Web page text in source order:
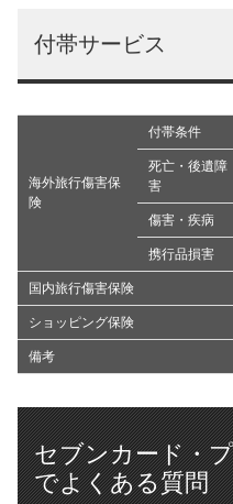
付帯サービス
海外旅行傷害保
険
付帯条件
死亡・後遺障
害
傷害・疾病
携行品損害
国内旅行傷害保険
ショッピング保険
備考
セブンカード・
でよくある質問